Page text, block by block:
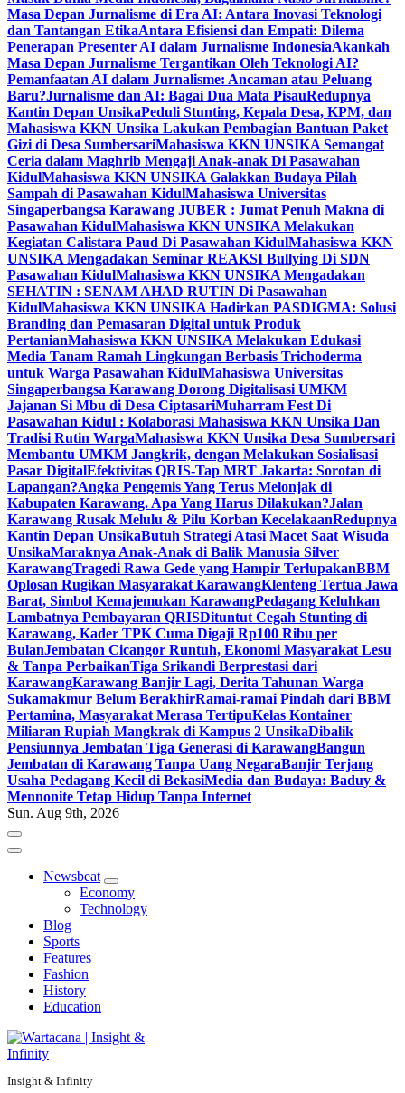
Masa Depan Jurnalisme di Era AI: Antara Inovasi Teknologi
dan Tantangan EtikaAntara Efisiensi dan Empati: Dilema
Penerapan Presenter AI dalam Jurnalisme IndonesiaAkankah
Masa Depan Jurnalisme Tergantikan Oleh Teknologi AI?
Pemanfaatan AI dalam Jurnalisme: Ancaman atau Peluang
Baru?Jurnalisme dan AI: Bagai Dua Mata PisauRedupnya
Kantin Depan UnsikaPeduli Stunting, Kepala Desa, KPM, dan
Mahasiswa KKN Unsika Lakukan Pembagian Bantuan Paket
Gizi di Desa SumbersariMahasiswa KKN UNSIKA Semangat
Ceria dalam Maghrib Mengaji Anak-anak Di Pasawahan
KidulMahasiswa KKN UNSIKA Galakkan Budaya Pilah
Sampah di Pasawahan KidulMahasiswa Universitas
Singaperbangsa Karawang JUBER : Jumat Penuh Makna di
Pasawahan KidulMahasiswa KKN UNSIKA Melakukan
Kegiatan Calistara Paud Di Pasawahan KidulMahasiswa KKN
UNSIKA Mengadakan Seminar REAKSI Bullying Di SDN
Pasawahan KidulMahasiswa KKN UNSIKA Mengadakan
SEHATIN : SENAM AHAD RUTIN Di Pasawahan
KidulMahasiswa KKN UNSIKA Hadirkan PASDIGMA: Solusi
Branding dan Pemasaran Digital untuk Produk
PertanianMahasiswa KKN UNSIKA Melakukan Edukasi
Media Tanam Ramah Lingkungan Berbasis Trichoderma
untuk Warga Pasawahan KidulMahasiswa Universitas
Singaperbangsa Karawang Dorong Digitalisasi UMKM
Jajanan Si Mbu di Desa CiptasariMuharram Fest Di
Pasawahan Kidul : Kolaborasi Mahasiswa KKN Unsika Dan
Tradisi Rutin WargaMahasiswa KKN Unsika Desa Sumbersari
Membantu UMKM Jangkrik, dengan Melakukan Sosialisasi
Pasar DigitalEfektivitas QRIS-Tap MRT Jakarta: Sorotan di
Lapangan?Angka Pengemis Yang Terus Melonjak di
Kabupaten Karawang. Apa Yang Harus Dilakukan?Jalan
Karawang Rusak Melulu & Pilu Korban KecelakaanRedupnya
Kantin Depan UnsikaButuh Strategi Atasi Macet Saat Wisuda
UnsikaMaraknya Anak-Anak di Balik Manusia Silver
KarawangTragedi Rawa Gede yang Hampir TerlupakanBBM
Oplosan Rugikan Masyarakat KarawangKlenteng Tertua Jawa
Barat, Simbol Kemajemukan KarawangPedagang Keluhkan
Lambatnya Pembayaran QRISDituntut Cegah Stunting di
Karawang, Kader TPK Cuma Digaji Rp100 Ribu per
BulanJembatan Cicangor Runtuh, Ekonomi Masyarakat Lesu
& Tanpa PerbaikanTiga Srikandi Berprestasi dari
KarawangKarawang Banjir Lagi, Derita Tahunan Warga
Sukamakmur Belum BerakhirRamai-ramai Pindah dari BBM
Pertamina, Masyarakat Merasa TertipuKelas Kontainer
Miliaran Rupiah Mangkrak di Kampus 2 UnsikaDibalik
Pensiunnya Jembatan Tiga Generasi di KarawangBangun
Jembatan di Karawang Tanpa Uang NegaraBanjir Terjang
Usaha Pedagang Kecil di BekasiMedia dan Budaya: Baduy &
Mennonite Tetap Hidup Tanpa Internet
Sun. Aug 9th, 2026
Newsbeat
Economy
Technology
Blog
Sports
Features
Fashion
History
Education
Insight & Infinity